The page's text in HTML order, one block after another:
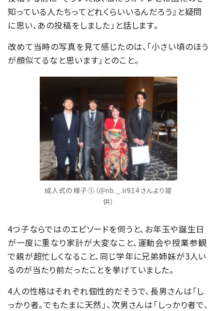
知っている人たちってどれくらいいるんだろう』と疑問
に思い、あの投稿をしました」と話します。
改めて当時の写真を見て感じたのは、「小さい頃のほう
が顔似てるなと思います」とのこと。
成人式の様子①（＠nb._.lr914さんより提
供）
4つ子ならではのエピソードを伺うと、お年玉や誕生日
が一度に重なり家計が大変なこと、運動会や授業参観
で親が超忙しくなること、同じ学年に兄弟姉妹が3人い
るのが当たり前だったことを挙げていました。
4人の性格はそれぞれ個性的だそうで、長男さんは「し
っかり者。でもたまに天然」、次男さんは「しっかり者で、